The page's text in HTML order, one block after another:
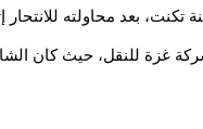
بعد محاولته للانتحار
غزة للنقل، حيث كان